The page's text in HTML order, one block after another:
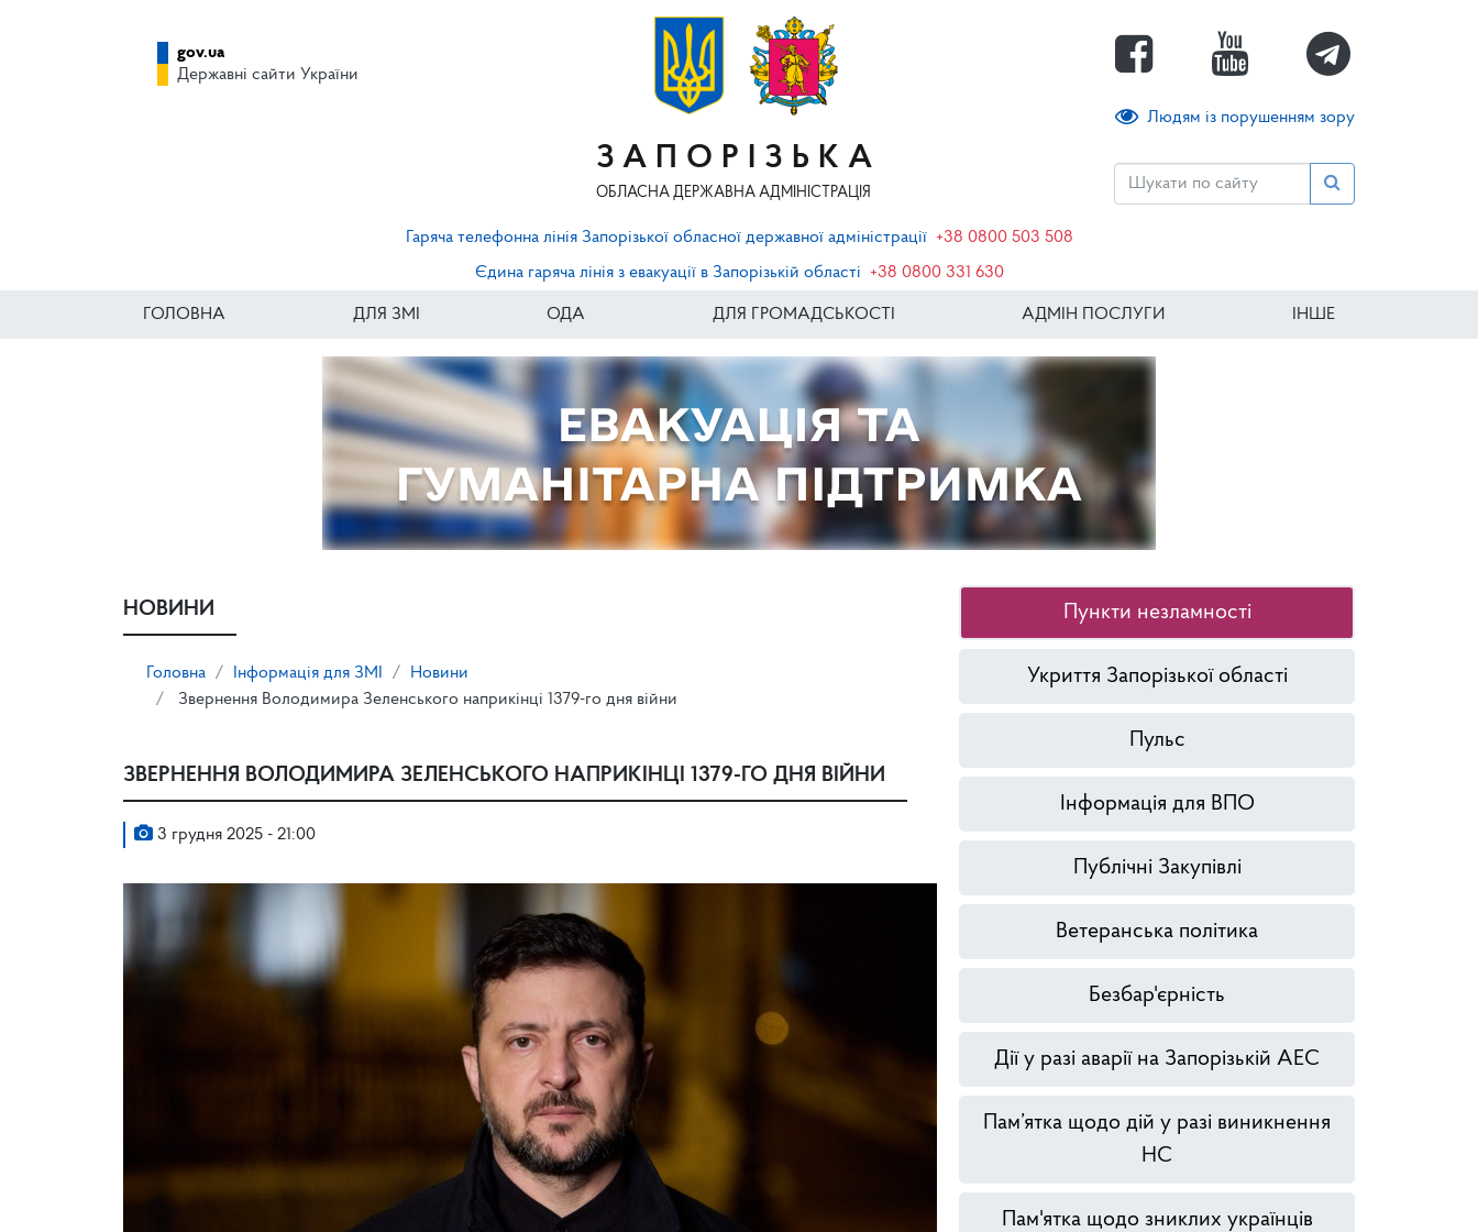
ЗАПОРІЗЬКА
ОБЛАСНА ДЕРЖАВНА АДМІНІСТРАЦІЯ
Людям із порушенням зору
gov.ua
Державні сайти України
Гаряча телефонна лінія Запорізької обласної державної адміністрації +38 0800 503 508
Єдина гаряча лінія з евакуації в Запорізькій області
+38 0800 331 630
ГОЛОВНА ДЛЯ ЗМІ ОДА ДЛЯ ГРОМАДСЬКОСТІ АДМІН ПОСЛУГИ ІНШЕ
НОВИНИ
Головна Інформація для ЗМІ
Новини
Звернення Володимира Зеленського наприкінці 1379-го дня війни
ЗВЕРНЕННЯ ВОЛОДИМИРА ЗЕЛЕНСЬКОГО НАПРИКІНЦІ 1379-ГО ДНЯ ВІЙНИ
3 грудня 2025 - 21:00
Пункти незламності
Укриття Запорізької області
Пульс
Інформація для ВПО
Публічні Закупівлі
Ветеранська політика
Безбар'єрність
Дії у разі аварії на Запорізькій АЕС
Пам’ятка щодо дій у разі виникнення
НС
Пам'ятка щодо зниклих українців